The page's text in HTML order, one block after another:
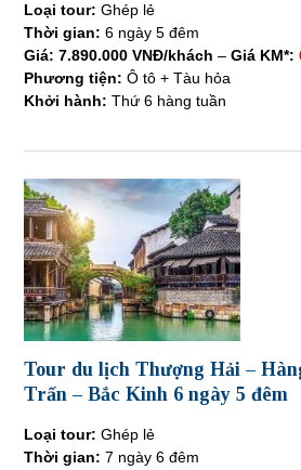
Loại tour: Ghép lẻ
Thời gian: 6 ngày 5 đêm
Giá: 7.890.000 VNĐ/khách –Giá KM*:
Phương tiện: Ô tô + Tàu hỏa
Khởi hành: Thứ 6 hàng tuần
Tour du lịch Thượng Hải –
Trấn – Bắc Kinh 6 ngày 5 đêm
Loại tour: Ghép lẻ
Thời gian: 7 ngày 6 đêm